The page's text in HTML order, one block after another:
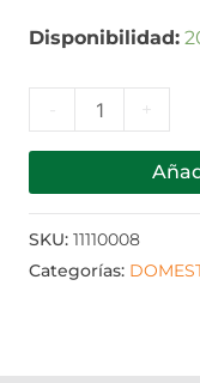
Disponibilidad:
+
SKU:11110008
Categorías: